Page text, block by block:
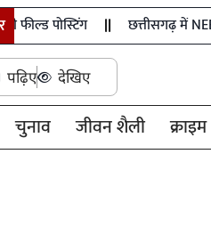
छत्तीसगढ़ में NEET-UG
पढ़िए देखिए
चुनाव जीवन शैली क्राइम